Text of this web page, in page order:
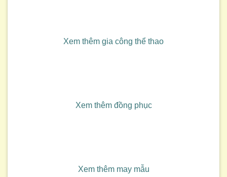
Xem thêm gia công thể thao
Xem thêm đồng phục
Xem thêm may mẫu